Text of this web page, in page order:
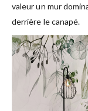
valeur un mur
derrière le canapé.